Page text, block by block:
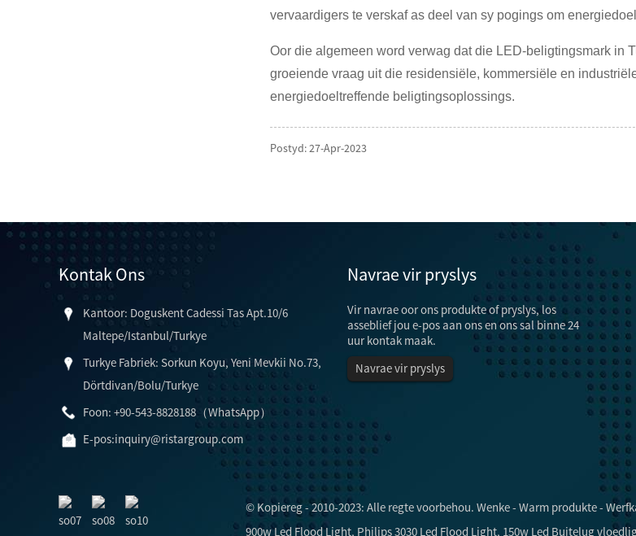
vervaardigers te verskaf as deel van sy pogings om
Oor die algemeen word verwag dat die LED-beligtingsmark in
groeiende vraag uit die residensiële, kommersiële en
energiedoeltreffende beligtingsoplossings.
Postyd: 27-Apr-2023
Kontak Ons
Kantoor: Doguskent Cadessi Tas Apt.10/6
Maltepe/Istanbul/Turkye
Turkye Fabriek: Sorkun Koyu, Yeni Mevkii No.73,
Dörtdivan/Bolu/Turkye
Foon: +90-543-8828188（WhatsApp）
E-pos:inquiry@ristargroup.com
Navrae vir pryslys
Vir navrae oor ons produkte of pryslys, los
asseblief jou e-pos aan ons en ons sal binne 24
uur kontak maak.
Navrae vir pryslys
Energiebesparende tegnieke en metodes vir ...
“Lamp” het nie net die funksie van beligting nie,
maar het ook die funksie van versiering en
verfraaiing.In die geval van onvoldoende krag
die beligtingsdoeltreffendheid egter verbeter
en die lig ...
© Kopiereg - 2010-2023: Alle regte voorbehou. Wenke- Warm produkte-
900w Led Flood Light, Philips 3030 Led Flood Light, 150w Led Buitelug